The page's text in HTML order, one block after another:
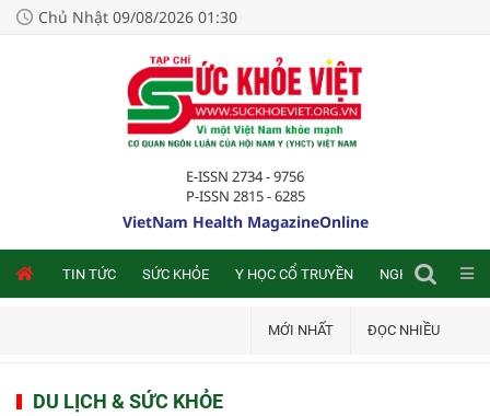
Chủ Nhật 09/08/2026 01:30
E-ISSN 2734 - 9756
P-ISSN 2815 - 6285
VietNam Health MagazineOnline
TIN TỨC SỨC KHỎE Y HỌC CỔ TRUYỀN NGHIÊN CỨU
MỚI NHẤT ĐỌC NHIỀU
DU LỊCH & SỨC KHỎE